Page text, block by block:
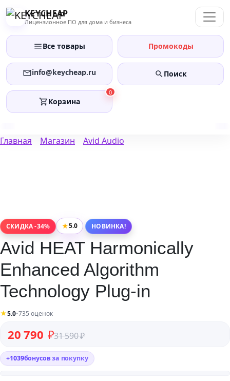
Перейти
KEYCHEAP
Лицензионное ПО для дома и бизнеса
Все товары Промокоды
info@keycheap.ru Поиск
0
Корзина
Главная Магазин Avid Audio
СКИДКА -34% ★5.0 НОВИНКА!
Avid HEAT Harmonically
Enhanced Algorithm
Technology Plug-in
★5.0•735 оценок
31 590₽
Первоначальная цена составляла 31 590 ₽.
20 790 ₽
Текущая цена: 20 790 ₽.
+1039бонусовза покупку